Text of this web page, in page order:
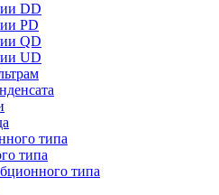
DD
PD
QD
UD
типа
типа
типа